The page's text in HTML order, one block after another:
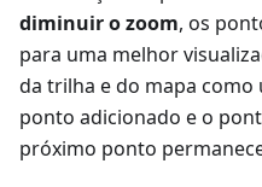
diminuir o zoom, os
para uma melhor
da trilha e do mapa
ponto adicionado e o
próximo ponto